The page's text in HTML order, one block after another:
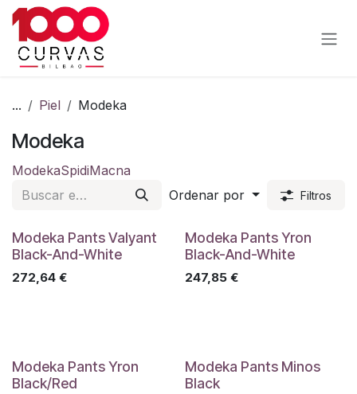
Ir al contenido
... Piel Modeka
Modeka
ModekaSpidiMacna
Ordenar por
Filtros
Modeka Pants Valyant
Black-And-White
272,64 €
Modeka Pants Yron
Black-And-White
247,85€
Modeka Pants Yron
Black/Red
Modeka Pants Minos
Black